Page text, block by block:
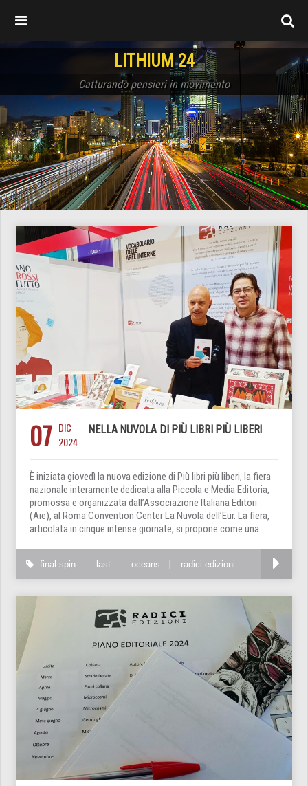
LITHIUM 24
Catturando pensieri in movimento
07 DIC
2024
NELLA NUVOLA DI PIÙ LIBRI PIÙ LIBERI
È iniziata giovedì la nuova edizione di Più libri più liberi, la fiera
nazionale interamente dedicata alla Piccola e Media Editoria,
promossa e organizzata dall’Associazione Italiana Editori
(Aie), al Roma Convention Center La Nuvola dell’Eur. La fiera,
articolata in cinque intense giornate, si propone come una
final spin last oceans radici edizioni